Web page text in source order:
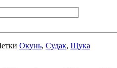
Окунь, Судак, Щука